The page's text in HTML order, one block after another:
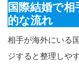
国際結婚で
的な流れ
相手が海外にいる
ジすると整理しや